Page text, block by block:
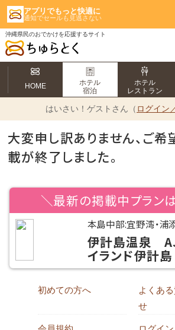
アプリでもっと快適に
通知でセールも見逃さない
沖縄県民のおでかけを応援するサイト
HOME
ホテル
宿泊
ホテル
レストラン
はいさい！ ゲストさん（ ログイン
大変申し訳ありません、ご希
載が終了しました。
＼最新の掲載中プラン
本島中部:宜野湾・浦
伊計島温泉
イランド伊計島
初めての方へ
よくあ
せ